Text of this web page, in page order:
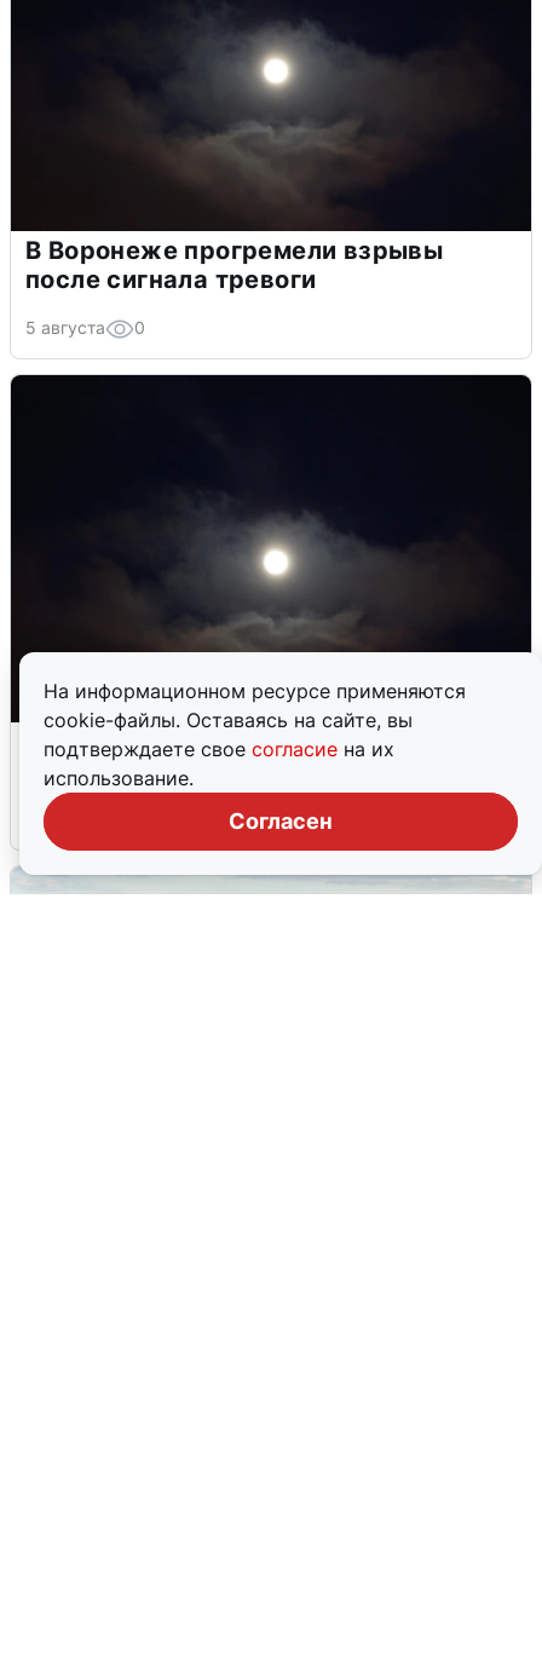
На информационном ресурсе применяются
cookie-файлы. Оставаясь на сайте, вы
подтверждаете свое согласие на их
использование.
Согласен
В Воронеже прогремели взрывы
после сигнала тревоги
5 августа 0
Взрывы в Воронеже после сигнала
тревоги
5 августа